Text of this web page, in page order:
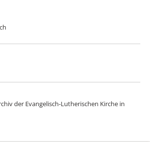
der Evangelisch-Lutherischen Kirche in